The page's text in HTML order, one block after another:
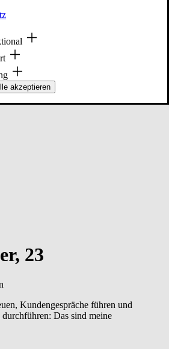
23
Kundengespräche führen und
Das sind meine
akzeptieren